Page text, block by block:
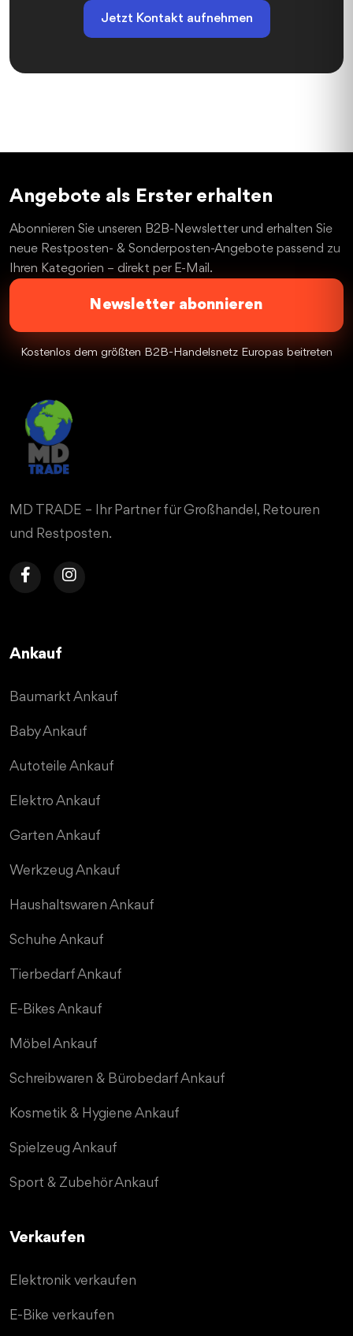
Jetzt Kontakt aufnehmen
Angebote als Erster erhalten
Abonnieren Sie unseren B2B-Newsletter und erhalten Sie
neue Restposten- & Sonderposten-Angebote passend zu
Ihren Kategorien – direkt per E-Mail.
Newsletter abonnieren
Kostenlos dem größten B2B-Handelsnetz Europas beitreten
MD TRADE – Ihr Partner für Großhandel, Retouren
und Restposten.
Ankauf
Baumarkt Ankauf
Baby Ankauf
Autoteile Ankauf
Elektro Ankauf
Garten Ankauf
Werkzeug Ankauf
Haushaltswaren Ankauf
Schuhe Ankauf
Tierbedarf Ankauf
E-Bikes Ankauf
Möbel Ankauf
Schreibwaren & Bürobedarf Ankauf
Kosmetik & Hygiene Ankauf
Spielzeug Ankauf
Sport & Zubehör Ankauf
Verkaufen
Elektronik verkaufen
E-Bike verkaufen